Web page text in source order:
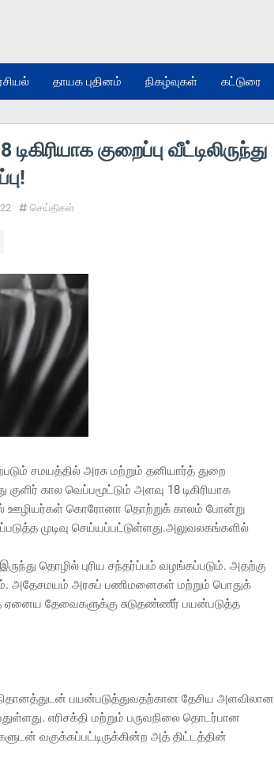
தாயக புதினம் நிகழ்வுகள் கட்டுரை
குறைப்பு வீட்டிலிருந்து
செய்திகள்
சமயத்தில் அரசு மற்றும் தனியார்த் துறை
கால வெப்பமூட்டும் அளவு 18 டிகிரியாக
ஊழியர்கள் கொரோனா தொற்றுக் காலம் போன்று
முடிவு செய்யப்பட்டுள்ளது.அலுவலகங்களில்
தொழில் புரிய சந்தர்ப்பம் வழங்கப்படும். அதற்கு
அதேசமயம் அரசுப் பணிமனைகள் மற்றும் பொதுக்
ஏனைய தேவைகளுக்கு சுடுதண்ணீர் பயன்படுத்த
பயன்படுத்துவதற்கான தேசிய அளவிலான
எரிசக்தி மற்றும் பருவநிலை தொடர்பான
வகுக்கப்பட்டிருக்கின்ற அத் திட்டத்தின்